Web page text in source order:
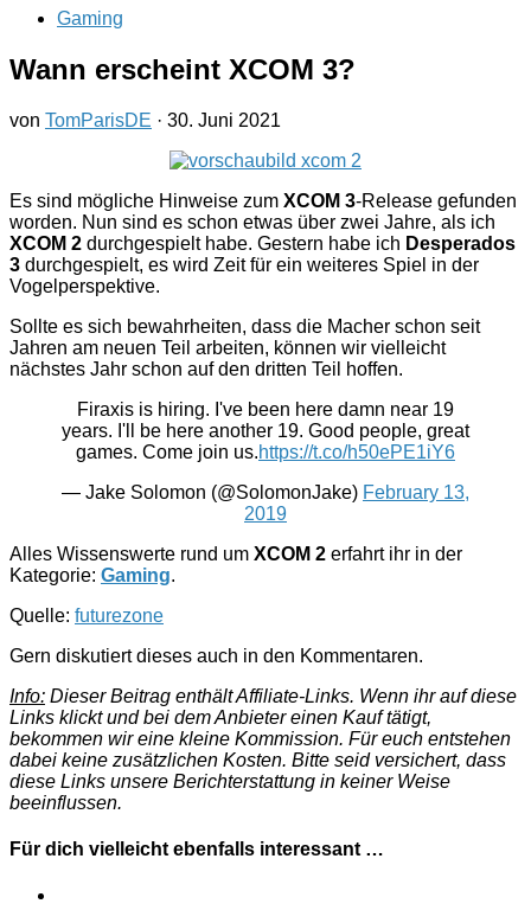
Gaming
Wann erscheint XCOM 3?
von TomParisDE · 30. Juni 2021
Es sind mögliche Hinweise zum XCOM 3-Release gefunden
worden. Nun sind es schon etwas über zwei Jahre, als ich
XCOM 2 durchgespielt habe. Gestern habe ich Desperados
3 durchgespielt, es wird Zeit für ein weiteres Spiel in der
Vogelperspektive.
Sollte es sich bewahrheiten, dass die Macher schon seit
Jahren am neuen Teil arbeiten, können wir vielleicht
nächstes Jahr schon auf den dritten Teil hoffen.
Firaxis is hiring. I've been here damn near 19
years. I'll be here another 19. Good people, great
games. Come join us.https://t.co/h50ePE1iY6
— Jake Solomon (@SolomonJake) February 13,
2019
Alles Wissenswerte rund um XCOM 2 erfahrt ihr in der
Kategorie: Gaming.
Quelle: futurezone
Gern diskutiert dieses auch in den Kommentaren.
Info: Dieser Beitrag enthält Affiliate-Links. Wenn ihr auf diese
Links klickt und bei dem Anbieter einen Kauf tätigt,
bekommen wir eine kleine Kommission. Für euch entstehen
dabei keine zusätzlichen Kosten. Bitte seid versichert, dass
diese Links unsere Berichterstattung in keiner Weise
beeinflussen.
Für dich vielleicht ebenfalls interessant …